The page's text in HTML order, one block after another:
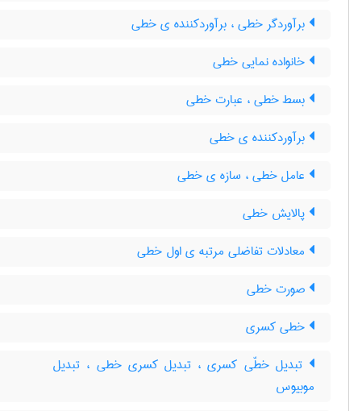
برآوردگر خطی ، برآوردکننده ی خطی
خانواده نمایی خطی
بسط خطی ، عبارت خطی
برآوردکننده ی خطی
عامل خطی ، سازه ی خطی
پالایش خطی
معادلات تفاضلی مرتبه ی اول خطی
صورت خطی
خطی کسری
تبدیل خطّی کسری ، تبدیل کسری خطی ، تبدیل
موبیوس